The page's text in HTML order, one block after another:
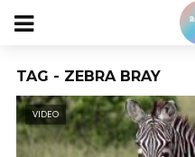
TAG - ZEBRA BRAY
VIDEO